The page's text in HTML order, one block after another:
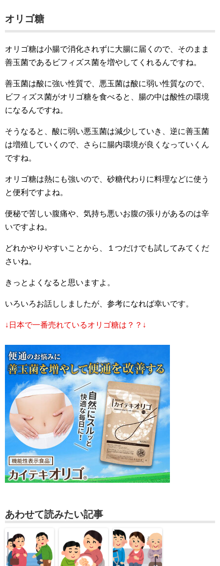
オリゴ糖
オリゴ糖は小腸で消化されずに大腸に届くので、そのまま
善玉菌であるビフィズス菌を増やしてくれるんですね。
善玉菌は酸に強い性質で、悪玉菌は酸に弱い性質なので、
ビフィズス菌がオリゴ糖を食べると、腸の中は酸性の環境
になるんですね。
そうなると、酸に弱い悪玉菌は減少していき、逆に善玉菌
は増殖していくので、さらに腸内環境が良くなっていくん
ですね。
オリゴ糖は熱にも強いので、砂糖代わりに料理などに使う
と便利ですよね。
便秘で苦しい腹痛や、気持ち悪いお腹の張りがあるのは辛
いですよね。
どれかやりやすいことから、１つだけでも試してみてくだ
さいね。
きっとよくなると思いますよ。
いろいろお話ししましたが、参考になれば幸いです。
↓日本で一番売れているオリゴ糖は？？↓
あわせて読みたい記事